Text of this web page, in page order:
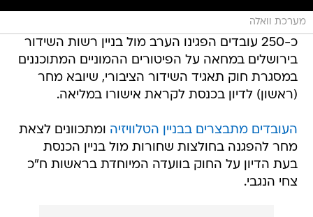
מערכת וואלה
כ-250 עובדים הפגינו הערב מול בניין רשות השידור
בירושלים במחאה על הפיטורים ההמוניים המתוכננים
במסגרת חוק תאגיד השידור הציבורי, שיובא מחר
(ראשון) לדיון בכנסת לקראת אישורו במליאה.
העובדים מתבצרים בבניין הטלוויזיה ומתכוונים לצאת
מחר להפגנה בחולצות שחורות מול בניין הכנסת
בעת הדיון על החוק בוועדה המיוחדת בראשות ח"כ
צחי הנגבי.